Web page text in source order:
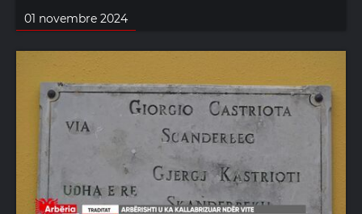
01 novembre 2024